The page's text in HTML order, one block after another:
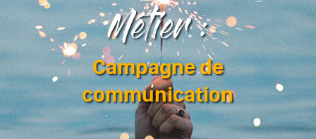
Métier :
Campagne de
communication